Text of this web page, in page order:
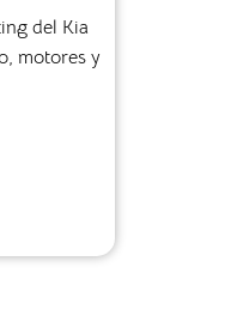
del Kia
motores y